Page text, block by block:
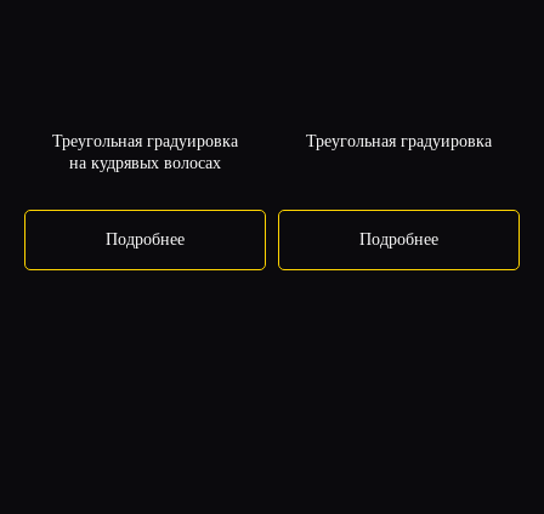
Треугольная градуировка
на кудрявых волосах
Подробнее
Треугольная градуировка
Подробнее